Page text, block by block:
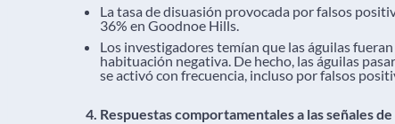
La tasa de disuasión provocada por falsos
36% en Goodnoe Hills.
Los investigadores temían que las águilas
habituación negativa. De hecho, las águilas
se activó con frecuencia, incluso por falsos
4. Respuestas comportamentales a las señales